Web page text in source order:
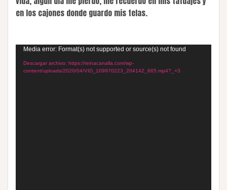
en los cajones donde guardo mis telas.
Reproductor
vídeo
Media error: Format(s) not supported or source(s) not found
Descargar archivo: https://reinacanalla.com/wp-
content/uploads/2020/04/VID_109970223_204142_665.mp4?_=3